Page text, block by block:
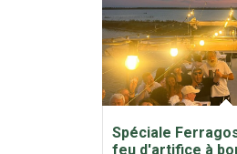
Spéciale
feu d'artifice à